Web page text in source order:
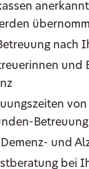
nach
und
Betreuung
und
bei